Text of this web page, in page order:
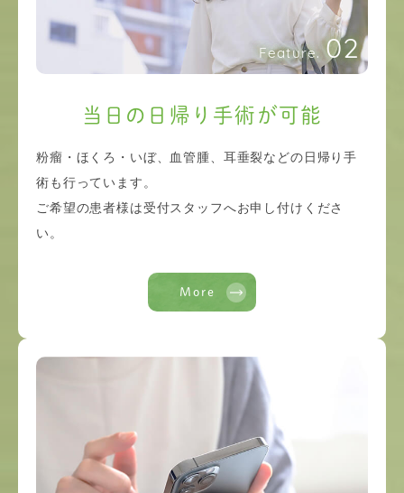
Feature. 02
当日の日帰り手術が可能
粉瘤・ほくろ・いぼ、血管腫、耳垂裂などの日帰り手
術も行っています。
ご希望の患者様は受付スタッフへお申し付けくださ
い。
More